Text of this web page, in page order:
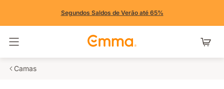
Segundos Saldos de Verão até 65%
Camas